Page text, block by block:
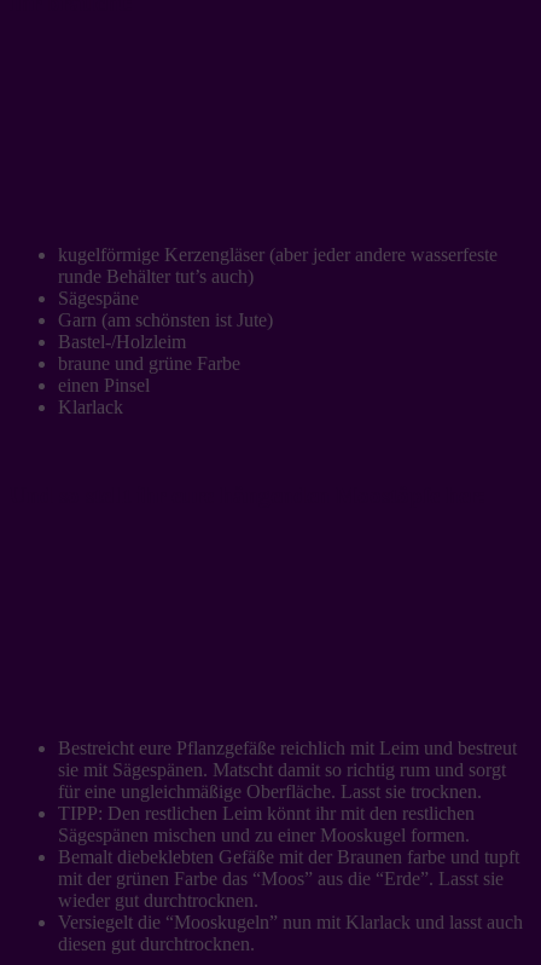
kugelförmige Kerzengläser (aber jeder andere wasserfeste
runde Behälter tut’s auch)
Sägespäne
Garn (am schönsten ist Jute)
Bastel-/Holzleim
braune und grüne Farbe
einen Pinsel
Klarlack
Bestreicht eure Pflanzgefäße reichlich mit Leim und bestreut
sie mit Sägespänen. Matscht damit so richtig rum und sorgt
für eine ungleichmäßige Oberfläche. Lasst sie trocknen.
TIPP: Den restlichen Leim könnt ihr mit den restlichen
Sägespänen mischen und zu einer Mooskugel formen.
Bemalt diebeklebten Gefäße mit der Braunen farbe und tupft
mit der grünen Farbe das “Moos” aus die “Erde”. Lasst sie
wieder gut durchtrocknen.
Versiegelt die “Mooskugeln” nun mit Klarlack und lasst auch
diesen gut durchtrocknen.